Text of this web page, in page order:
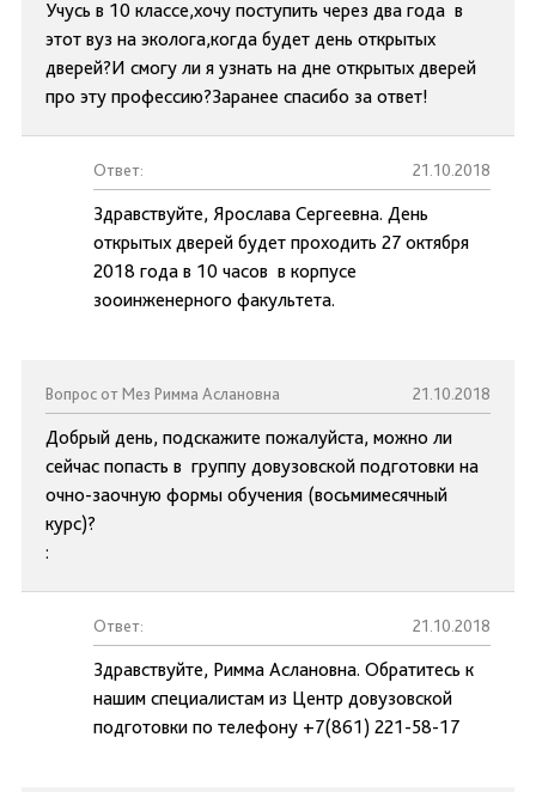
Учусь в 10 классе,хочу поступить через два года в
этот вуз на эколога,когда будет день открытых
дверей?И смогу ли я узнать на дне открытых дверей
про эту профессию?Заранее спасибо за ответ!
Ответ: 21.10.2018
Здравствуйте, Ярослава Сергеевна. День
открытых дверей будет проходить 27 октября
2018 года в 10 часов в корпусе
зооинженерного факультета.
Вопрос от Мез Римма Аслановна 21.10.2018
Добрый день, подскажите пожалуйста, можно ли
сейчас попасть в группу довузовской подготовки на
очно-заочную формы обучения (восьмимесячный
курс)?
:
Ответ: 21.10.2018
Здравствуйте, Римма Аслановна. Обратитесь к
нашим специалистам из Центр довузовской
подготовки по телефону +7(861) 221-58-17